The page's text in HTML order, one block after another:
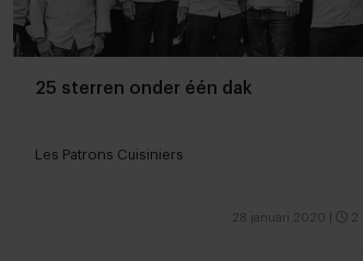
25 sterren onder één dak
Les Patrons Cuisiniers
28 januari 2020 2